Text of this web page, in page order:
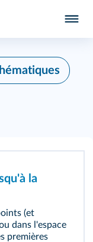
la
(et
dans l'espace
premières